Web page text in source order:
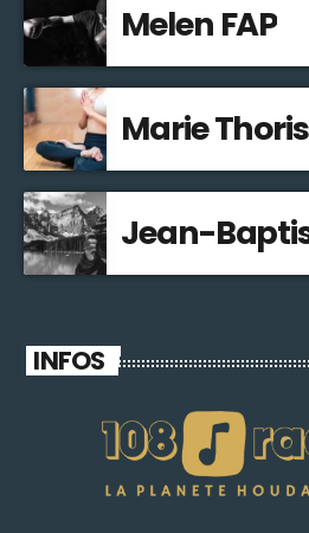
Melen FAP
Marie Thoris
Jean-
INFOS